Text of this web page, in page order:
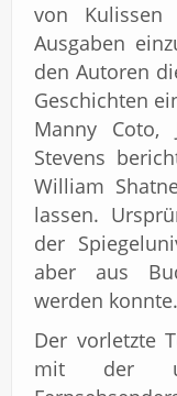
von Kulissen
Ausgaben
den Autoren
Geschichten
Manny Coto,
Stevens
William
lassen.
der
aber aus
werden konnte.
Der vorletzte
mit der